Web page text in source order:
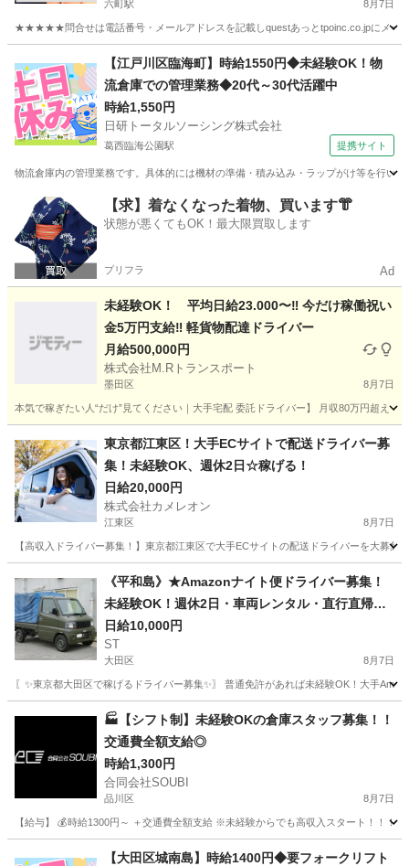
六町駅 8月7日
★★★★★問合せは電話番号・メールアドレスを記載しquestあっとtpoinc.co.jpにメ
六町駅 引越し 給料
【江戸川区臨海町】時給1550円◆未経験OK！物
流倉庫での管理業務◆20代～30代活躍中
時給1,550円
日研トータルソーシング株式会社
葛西臨海公園駅 提携サイト
物流倉庫内の管理業務です。具体的には機材の準備・積み込み・ラップがけ等を行い
東京 江戸川区 葛西臨海公園駅 ドライバー
【求】着なくなった着物、買います👘
状態が悪くてもOK！最大限買取します
プリフラ Ad
未経験OK！ 平均日給23.000〜‼️ 今だけ稼働祝い
金5万円支給‼️ 軽貨物配達ドライバー
月給500,000円
株式会社M.Rトランスポート
墨田区 8月7日
本気で稼ぎたい人“だけ”見てください｜大手宅配 委託ドライバー】 月収80万円超え
配送 一日
東京都江東区！大手ECサイトで配送ドライバー募
集！未経験OK、週休2日☆稼げる！
日給20,000円
株式会社カメレオン
江東区 8月7日
【高収入ドライバー募集！】東京都江東区で大手ECサイトの配送ドライバーを大募
ドライバー
《平和島》★Amazonナイト便ドライバー募集！
未経験OK！週休2日・車両レンタル・直行直帰で
稼ぐ！
日給10,000円
ST
大田区 8月7日
〖✨東京都大田区で稼げるドライバー募集✨〗 普通免許があれば未経験OK！大手
ドライバー Amazon
🏭【シフト制】未経験OKの倉庫スタッフ募集！！
交通費全額支給◎
時給1,300円
合同会社SOUBI
品川区 8月7日
【給与】 💰時給1300円～ ＋交通費全額支給 ※未経験からでも高収入スタート！
倉庫 スタッフ
【大田区城南島】時給1400円◆要フォークリフト